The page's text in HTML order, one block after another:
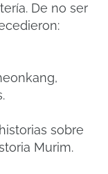
De no ser
sobre
Murim.